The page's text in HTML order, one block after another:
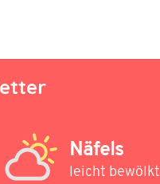
Näfels
leicht bewölkt